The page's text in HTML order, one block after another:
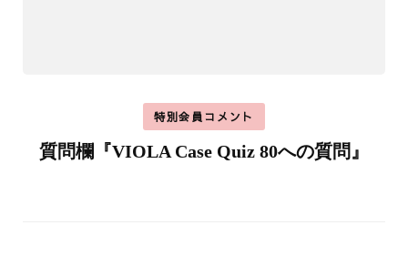
特別会員コメント
質問欄『VIOLA Case Quiz 80への質問』